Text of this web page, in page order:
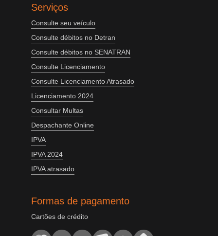
Serviços
Consulte seu veículo
Consulte débitos no Detran
Consulte débitos no SENATRAN
Consulte Licenciamento
Consulte Licenciamento Atrasado
Licenciamento 2024
Consultar Multas
Despachante Online
IPVA
IPVA 2024
IPVA atrasado
Formas de pagamento
Cartões de crédito